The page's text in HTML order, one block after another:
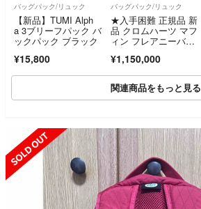
バッグパック/リュック
【新品】TUMI Alph
a 3ブリーフパック バ
ックパック ブラック
¥15,800
バッグパック/リュック
★入手困難 正規品 新
品 クロムハーツ マフ
ィン フレアニーバッ
ック★
¥1,150,000
関連商品をもっと見る
SOLD OUT